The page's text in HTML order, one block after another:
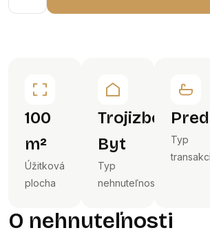
100
m²
Úžitková
plocha
Trojizbový
Byt
Typ
nehnuteľnosti
Typ
O nehnuteľnosti